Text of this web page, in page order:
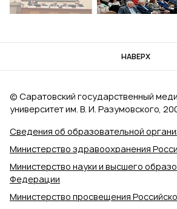
НАВЕРХ
Сведения об образовательной
Министерство здравоохранения
Министерство науки и высшего
Федерации
Министерство просвещения
© Саратовский государственный
университет им. В. И. Разумовского,